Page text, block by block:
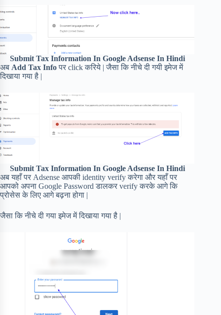
Submit Tax Information In Google Adsense In Hindi
अब Add Tax Infoपर click करिये | जैसा कि नीचे दी गयी इमेज में
दिखाया गया है |
Submit Tax Information In Google Adsense In Hindi
अब यहाँ पर Adsense आपकी identity verify करेगा और यहाँ पर
आपको अपना Google Password डालकर verify करके आगे कि
प्रोसेस के लिए आगे बढ़ना होगा |
जैसा कि नीचे दी गया इमेज में दिखाया गया है |